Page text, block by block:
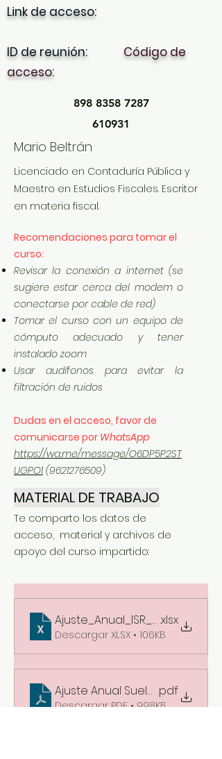
Link de acceso:
ID de reunión: Código de
acceso:
898 8358 7287
610931
Mario Beltrán
Licenciado en Contaduría Pública y
Maestro en Estudios Fiscales. Escritor
en materia fiscal.
Recomendaciones para tomar el
curso:
Revisar la conexión a internet (se
sugiere estar cerca del modem o
conectarse por cable de red)
Tomar el curso con un equipo de
cómputo adecuado y tener
instalado zoom
Usar audífonos para evitar la
filtración de ruidos
Dudas en el acceso, favor de
comunicarse por WhatsApp
https://wa.me/message/O6DP5P2ST
UGPO1 (9621276509)
MATERIAL DE TRABAJO
Te comparto los datos de
acceso, material y archivos de
apoyo del curso impartido:
Ajuste_Anual_ISR_2023
.xlsx
Descargar XLSX • 106KB
Ajuste Anual Sueldos y Salarios
.pdf
Descargar PDF • 998KB